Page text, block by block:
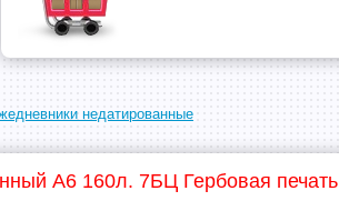
недатированные
А6 160л. 7БЦ Гербовая печать